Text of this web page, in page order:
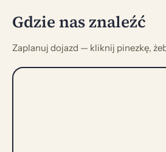
Gdzie nas znaleźć
Zaplanuj dojazd — kliknij pinezkę,